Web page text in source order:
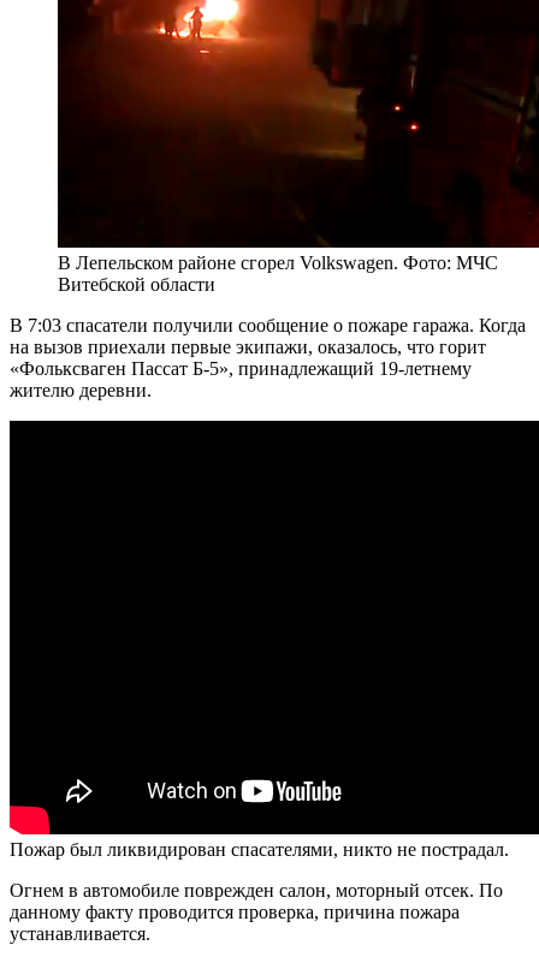
В Лепельском районе сгорел Volkswagen. Фото: МЧС
Витебской области
В 7:03 спасатели получили сообщение о пожаре гаража. Когда
на вызов приехали первые экипажи, оказалось, что горит
«Фольксваген Пассат Б-5», принадлежащий 19-летнему
жителю деревни.
Пожар был ликвидирован спасателями, никто не пострадал.
Огнем в автомобиле поврежден салон, моторный отсек. По
данному факту проводится проверка, причина пожара
устанавливается.